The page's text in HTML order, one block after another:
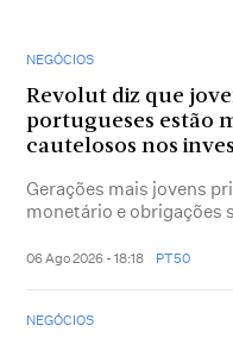
NEGÓCIOS
Revolut diz que
portugueses estão
cautelosos nos
Gerações mais jovens
monetário e obrigações
06 Ago 2026 - 18:18 PT50
NEGÓCIOS